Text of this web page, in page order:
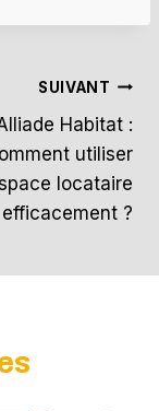
SUIVANT
Habitat :
utiliser
locataire
efficacement ?